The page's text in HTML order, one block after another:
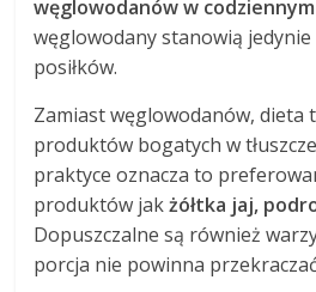
węglowodanów w
węglowodany stanowią jedynie
posiłków.
Zamiast węglowodanów, dieta
produktów bogatych w
praktyce oznacza to
produktów jakżółtka jaj,
Dopuszczalne są również
porcja nie powinna